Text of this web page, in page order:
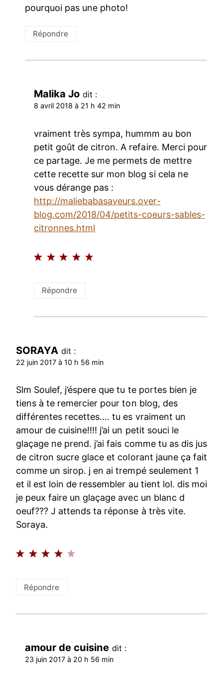
pourquoi pas une photo!
Répondre
Malika Jo dit :
8 avril 2018 à 21 h 42 min
vraiment très sympa, hummm au bon
petit goût de citron. A refaire. Merci pour
ce partage. Je me permets de mettre
cette recette sur mon blog si cela ne
vous dérange pas :
http://maliebabasaveurs.over-
blog.com/2018/04/petits-coeurs-sables-
citronnes.html
Répondre
SORAYA dit :
22 juin 2017 à 10 h 56 min
Slm Soulef, j’éspere que tu te portes bien je
tiens à te remercier pour ton blog, des
différentes recettes…. tu es vraiment un
amour de cuisine!!!! j’ai un petit souci le
glaçage ne prend. j’ai fais comme tu as dis jus
de citron sucre glace et colorant jaune ça fait
comme un sirop. j en ai trempé seulement 1
et il est loin de ressembler au tient lol. dis moi
je peux faire un glaçage avec un blanc d
oeuf??? J attends ta réponse à très vite.
Soraya.
Répondre
amour de cuisine dit :
23 juin 2017 à 20 h 56 min